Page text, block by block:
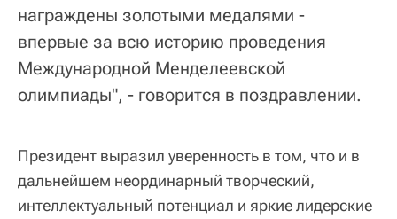
награждены золотыми медалями -
впервые за всю историю проведения
Международной Менделеевской
олимпиады", - говорится в поздравлении.
Президент выразил уверенность в том, что и в
дальнейшем неординарный творческий,
интеллектуальный потенциал и яркие лидерские